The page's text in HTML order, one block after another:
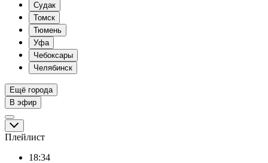
Судак
Томск
Тюмень
Уфа
Чебоксары
Челябинск
Ещё города
В эфир
Плейлист
18:34